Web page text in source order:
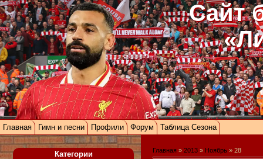
Сайт
Главная Гимн и песни Профили Форум Таблица Сезона
Категории Главная » 2013 » Ноябрь » 28